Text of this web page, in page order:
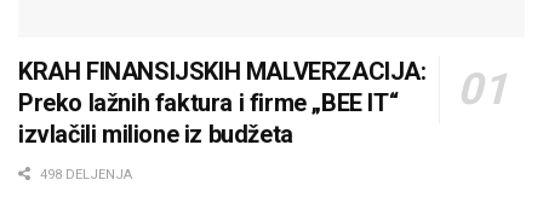
KRAH FINANSIJSKIH MALVERZACIJA:
Preko lažnih faktura i firme „BEE IT“
izvlačili milione iz budžeta
498 DELJENJA